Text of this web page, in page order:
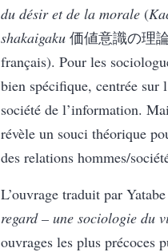
du désir et de la morale (
shakaigaku 価値意識の理
français). Pour les
bien spécifique, centrée sur
société de l’information.
révèle un souci théorique
des relations hommes/
L’ouvrage traduit par
regard – une sociologie du
ouvrages les plus précoces